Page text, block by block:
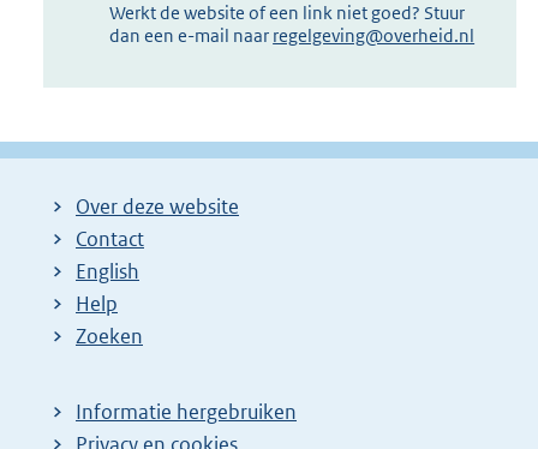
Werkt de website of een link niet goed? Stuur
dan een e-mail naar regelgeving@overheid.nl
Over deze website
Contact
English
Help
Zoeken
Informatie hergebruiken
Privacy en cookies